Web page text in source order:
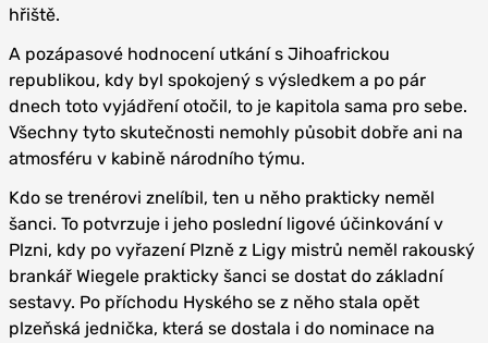
hřiště.
A pozápasové hodnocení utkání s Jihoafrickou
republikou, kdy byl spokojený s výsledkem a po pár
dnech toto vyjádření otočil, to je kapitola sama pro sebe.
Všechny tyto skutečnosti nemohly působit dobře ani na
atmosféru v kabině národního týmu.
Kdo se trenérovi znelíbil, ten u něho prakticky neměl
šanci. To potvrzuje i jeho poslední ligové účinkování v
Plzni, kdy po vyřazení Plzně z Ligy mistrů neměl rakouský
brankář Wiegele prakticky šanci se dostat do základní
sestavy. Po příchodu Hyského se z něho stala opět
plzeňská jednička, která se dostala i do nominace na